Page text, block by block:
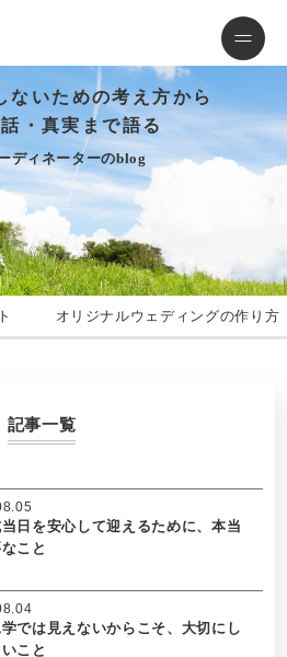
ないための考え方から
・真実まで語る
ディネーターのblog
オリジナルウェディングの作り方
記事一覧
日を安心して迎えるために、本当
こと
では見えないからこそ、大切にし
こと